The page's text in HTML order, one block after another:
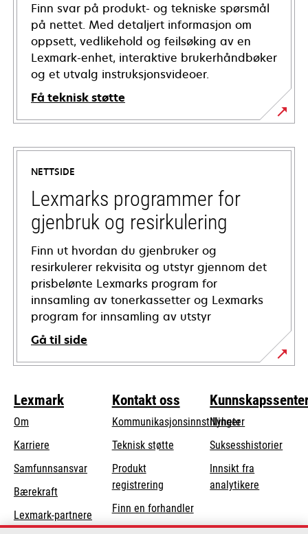
Finn svar på produkt- og tekniske spørsmål
på nettet. Med detaljert informasjon om
oppsett, vedlikehold og feilsøking av en
Lexmark-enhet, interaktive brukerhåndbøker
og et utvalg instruksjonsvideoer.
Få teknisk støtte
opens
in
new
tab
NETTSIDE
Lexmarks programmer for
gjenbruk og resirkulering
Finn ut hvordan du gjenbruker og
resirkulerer rekvisita og utstyr gjennom det
prisbelønte Lexmarks program for
innsamling av tonerkassetter og Lexmarks
program for innsamling av utstyr
Gå til side
Lexmark
Om
Karriere
Samfunnsansvaropens
new
Bærekraft
Lexmark-partnere
Kontakt oss
Kommunikasjonsinnstillinger
Teknisk støtteopens
tab
Produkt
registrering
Finn en forhandler
Nyheter
Suksesshistorier
Innsikt fra
analytikere